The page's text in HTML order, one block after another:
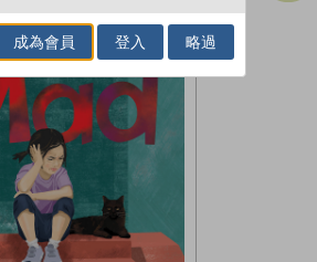
成為會員 登入 略過